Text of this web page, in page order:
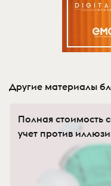
Другие материалы
Полная стоимость
учет против